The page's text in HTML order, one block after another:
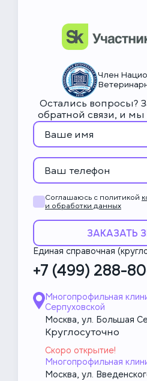
Член
Остались вопросы?
обратной связи, и
Соглашаюсь с политикой
и обработки данных
ЗАКАЗАТЬ
Единая справочная
+7 (499) 288-
Многопрофильная
Серпуховской
Москва, ул. Большая
Круглосуточно
Скоро открытие!
Многопрофильная
Москва, ул.